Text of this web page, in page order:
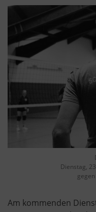
Dienstag,
Am kommenden